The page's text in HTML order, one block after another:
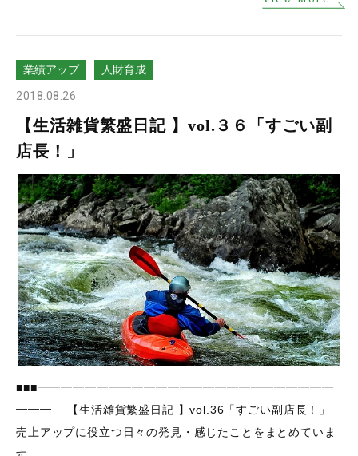
業績アップ 人財育成
2018.08.26
【生活雑貨繁盛日記 】vol.３６「すごい副
店長！」
■■■━━━━━━━━━━━━━━━━━━━━━━━━━
━━━ 【生活雑貨繁盛日記 】vol.36「すごい副店長！」
売上アップに役立つ日々の発見・感じたことをまとめていま